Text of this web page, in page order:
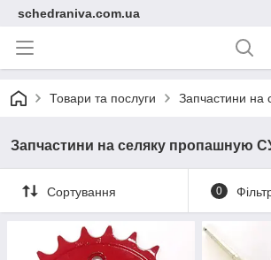
schedraniva.com.ua
Товари та послуги Запчастини
Запчастини на селяку пропашную
Сортування 0